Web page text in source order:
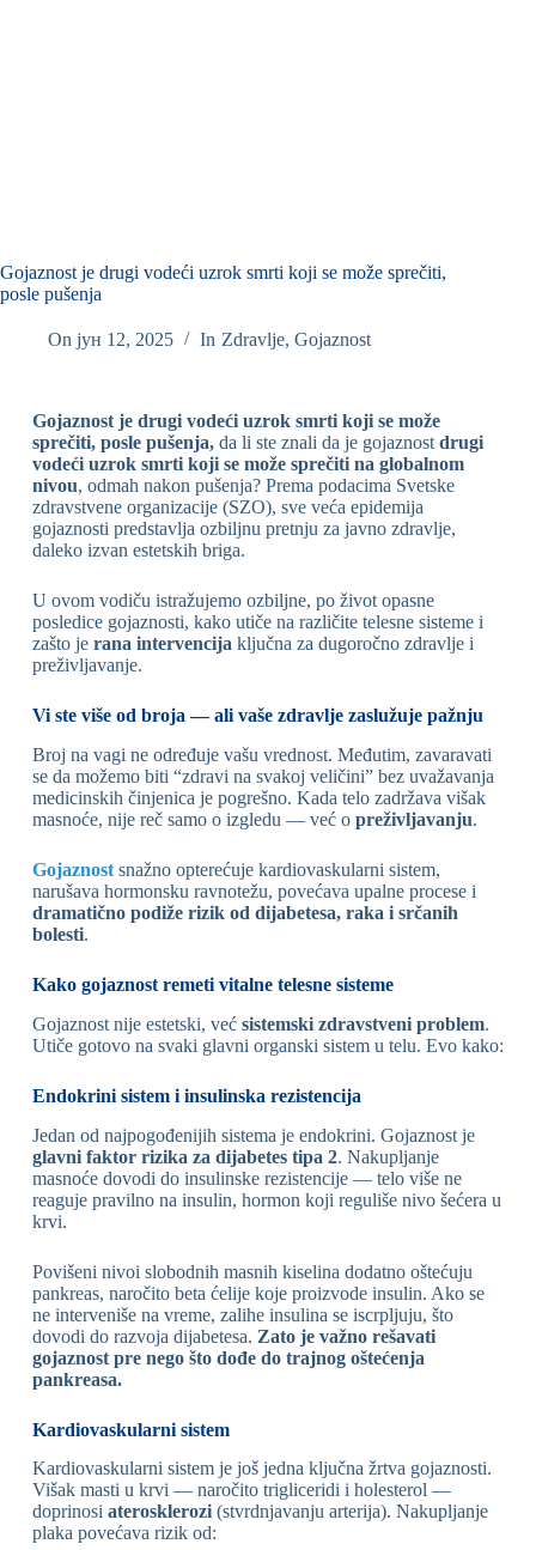
Gojaznost je drugi vodeći uzrok smrti koji se može sprečiti,
posle pušenja
On јун 12, 2025 In Zdravlje, Gojaznost
Gojaznost je drugi vodeći uzrok smrti koji se može
sprečiti, posle pušenja, da li ste znali da je gojaznost drugi
vodeći uzrok smrti koji se može sprečiti na globalnom
nivou, odmah nakon pušenja? Prema podacima Svetske
zdravstvene organizacije (SZO), sve veća epidemija
gojaznosti predstavlja ozbiljnu pretnju za javno zdravlje,
daleko izvan estetskih briga.
U ovom vodiču istražujemo ozbiljne, po život opasne
posledice gojaznosti, kako utiče na različite telesne sisteme i
zašto je rana intervencija ključna za dugoročno zdravlje i
preživljavanje.
Vi ste više od broja — ali vaše zdravlje zaslužuje pažnju
Broj na vagi ne određuje vašu vrednost. Međutim, zavaravati
se da možemo biti “zdravi na svakoj veličini” bez uvažavanja
medicinskih činjenica je pogrešno. Kada telo zadržava višak
masnoće, nije reč samo o izgledu — već o preživljavanju.
Gojaznostsnažno opterećuje kardiovaskularni sistem,
narušava hormonsku ravnotežu, povećava upalne procese i
dramatično podiže rizik od dijabetesa, raka i srčanih
bolesti.
Kako gojaznost remeti vitalne telesne sisteme
Gojaznost nije estetski, već sistemski zdravstveni problem.
Utiče gotovo na svaki glavni organski sistem u telu. Evo kako:
Endokrini sistem i insulinska rezistencija
Jedan od najpogođenijih sistema je endokrini. Gojaznost je
glavni faktor rizika za dijabetes tipa 2. Nakupljanje
masnoće dovodi do insulinske rezistencije — telo više ne
reaguje pravilno na insulin, hormon koji reguliše nivo šećera u
krvi.
Povišeni nivoi slobodnih masnih kiselina dodatno oštećuju
pankreas, naročito beta ćelije koje proizvode insulin. Ako se
ne interveniše na vreme, zalihe insulina se iscrpljuju, što
dovodi do razvoja dijabetesa. Zato je važno rešavati
gojaznost pre nego što dođe do trajnog oštećenja
pankreasa.
Kardiovaskularni sistem
Kardiovaskularni sistem je još jedna ključna žrtva gojaznosti.
Višak masti u krvi — naročito trigliceridi i holesterol —
doprinosi aterosklerozi(stvrdnjavanju arterija). Nakupljanje
plaka povećava rizik od: